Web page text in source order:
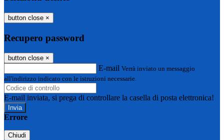
button close ×
Recupero password
button close ×
E-mail Verrà inviato un messaggio
all'indirizzo indicato con le istruzioni necessarie.
E-mail inviata, si prega di controllare la casella di posta elettronica!
Errore
Chiudi